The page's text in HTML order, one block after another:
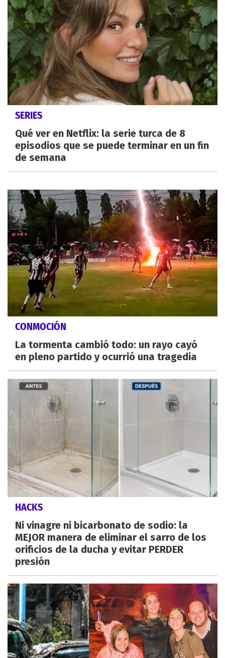
SERIES
Qué ver en Netflix: la serie turca de 8
episodios que se puede terminar en un fin
de semana
CONMOCIÓN
La tormenta cambió todo: un rayo cayó
en pleno partido y ocurrió una tragedia
HACKS
Ni vinagre ni bicarbonato de sodio: la
MEJOR manera de eliminar el sarro de los
orificios de la ducha y evitar PERDER
presión